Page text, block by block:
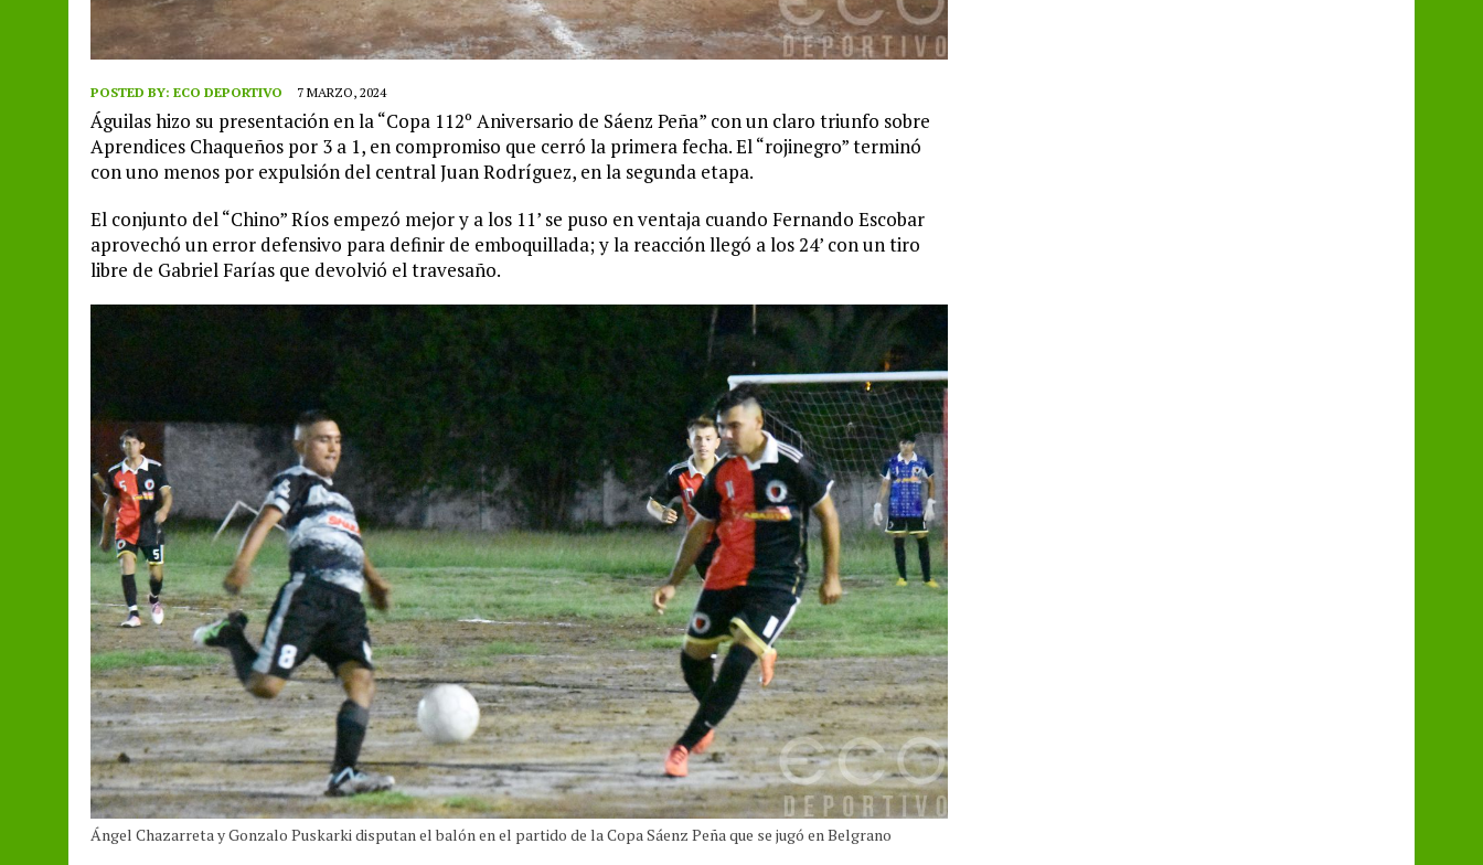
POSTED BY: ECO DEPORTIVO 7 MARZO, 2024
Águilas hizo su presentación en la “Copa 112º Aniversario de Sáenz Peña” con un claro triunfo sobre
Aprendices Chaqueños por 3 a 1, en compromiso que cerró la primera fecha. El “rojinegro” terminó
con uno menos por expulsión del central Juan Rodríguez, en la segunda etapa.
El conjunto del “Chino” Ríos empezó mejor y a los 11’ se puso en ventaja cuando Fernando Escobar
aprovechó un error defensivo para definir de emboquillada; y la reacción llegó a los 24’ con un tiro
libre de Gabriel Farías que devolvió el travesaño.
Ángel Chazarreta y Gonzalo Puskarki disputan el balón en el partido de la Copa Sáenz Peña que se jugó en Belgrano